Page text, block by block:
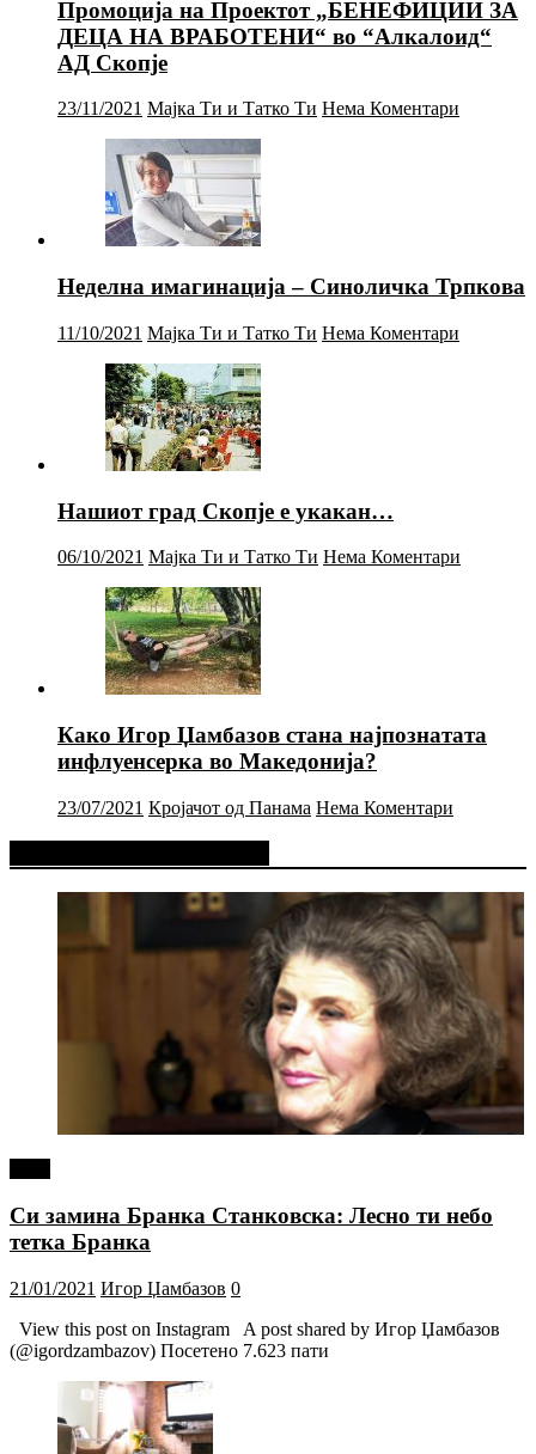
Промоција на Проектот „БЕНЕФИЦИИ ЗА
ДЕЦА НА ВРАБОТЕНИ“ во “Алкалоид“
АД Скопје
23/11/2021 Мајка Ти и Татко Ти Нема Коментари
Неделна имагинација – Синоличка Трпкова
11/10/2021 Мајка Ти и Татко Ти Нема Коментари
Нашиот град Скопје е укакан…
06/10/2021 Мајка Ти и Татко Ти Нема Коментари
Како Игор Џамбазов стана најпознатата
инфлуенсерка во Македонија?
23/07/2021 Кројачот од Панама Нема Коментари
Си замина Бранка Станковска: Лесно ти небо
тетка Бранка
21/01/2021 Игор Џамбазов 0
View this post on Instagram A post shared by Игор Џамбазов
(@igordzambazov) Посетено 7.623 пати